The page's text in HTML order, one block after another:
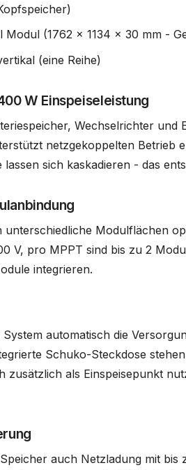
(1762 x 1134 x 30 mm -
(eine Reihe)
W Einspeiseleistung
Wechselrichter
netzgekoppelten
sich kaskadieren - das
Modulflächen
V, pro MPPT sind bis zu 2
integrieren.
automatisch die
Schuko-Steckdose
zusätzlich als Einspeisepunkt
auch Netzladung mit bis